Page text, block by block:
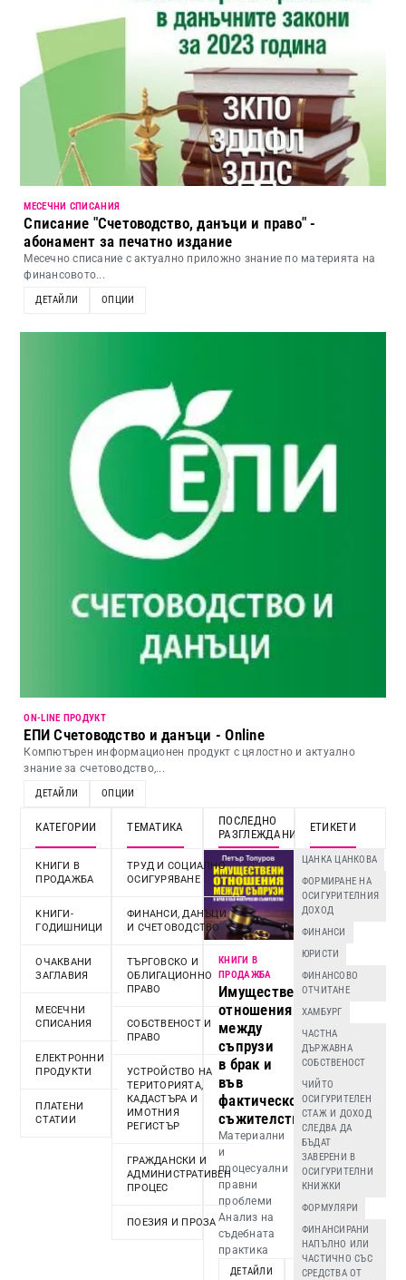
МЕСЕЧНИ СПИСАНИЯ
Списание "Счетоводство, данъци и право" -
абонамент за печатно издание
Месечно списание с актуално приложно знание по материята на
финансовото...
ДЕТАЙЛИ ОПЦИИ
ON-LINE ПРОДУКТ
ЕПИ Счетоводство и данъци - Online
Компютърен информационен продукт с цялостно и актуално
знание за счетоводство,...
ДЕТАЙЛИ ОПЦИИ
КАТЕГОРИИ
КНИГИ В
ПРОДАЖБА
KНИГИ-
ГОДИШНИЦИ
ОЧАКВАНИ
ЗАГЛАВИЯ
МЕСЕЧНИ
СПИСАНИЯ
ЕЛЕКТРОННИ
ПРОДУКТИ
ПЛАТЕНИ
СТАТИИ
ТЕМАТИКА
ТРУД И СОЦИАЛНО
ОСИГУРЯВАНЕ
ФИНАНСИ, ДАНЪЦИ
И СЧЕТОВОДСТВО
ТЪРГОВСКО И
ОБЛИГАЦИОННО
ПРАВО
СОБСТВЕНОСТ И
ПРАВО
УСТРОЙСТВО НА
ТЕРИТОРИЯТА,
КАДАСТЪРА И
ИМОТНИЯ
РЕГИСТЪР
ГРАЖДАНСКИ И
АДМИНИСТРАТИВЕН
ПРОЦЕС
ПОЕЗИЯ И ПРОЗА
ПОСЛЕДНО
РАЗГЛЕЖДАНИ
КНИГИ В
ПРОДАЖБА
Имуществени
отношения
между
съпрузи
в брак и
във
фактическо
съжителство
Материални
и
процесуални
правни
проблеми
Анализ на
съдебната
практика
ДЕТАЙЛИ ДОБАВИ
ЕТИКЕТИ
ЦАНКА ЦАНКОВА
ФОРМИРАНЕ НА
ОСИГУРИТЕЛНИЯ
ДОХОД
ФИНАНСИ
ЮРИСТИ
ФИНАНСОВО
ОТЧИТАНЕ
ХАМБУРГ
ЧАСТНА
ДЪРЖАВНА
СОБСТВЕНОСТ
ЧИЙТО
ОСИГУРИТЕЛЕН
СТАЖ И ДОХОД
СЛЕДВА ДА
БЪДАТ
ЗАВЕРЕНИ В
ОСИГУРИТЕЛНИ
КНИЖКИ
ФОРМУЛЯРИ
ФИНАНСИРАНИ
НАПЪЛНО ИЛИ
ЧАСТИЧНО СЪС
СРЕДСТВА ОТ